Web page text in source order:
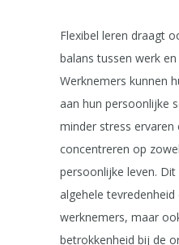
Flexibel leren draagt
balans tussen werk en
Werknemers kunnen
aan hun persoonlijke
minder stress ervaren
concentreren op
persoonlijke leven.
algehele tevredenheid
werknemers, maar
betrokkenheid bij de